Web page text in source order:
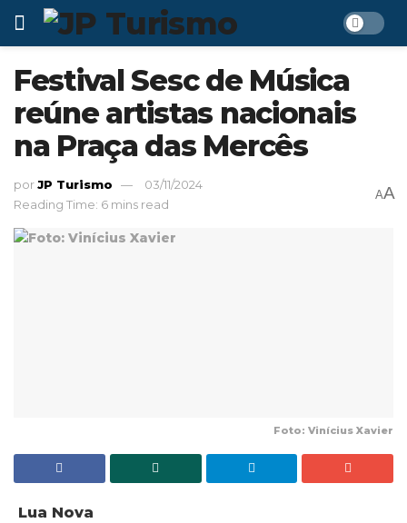
Festival Sesc de Música
reúne artistas nacionais
na Praça das Mercês
porJP Turismo
03/11/2024
Reading Time: 6 mins read
AA
Foto: Vinícius Xavier
Lua Nova